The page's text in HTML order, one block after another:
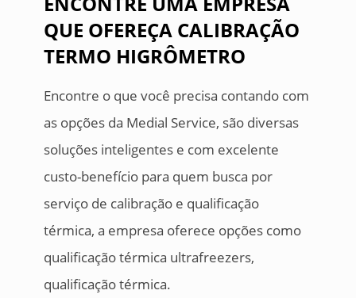
QUE OFEREÇA CALIBRAÇÃO
TERMO HIGRÔMETRO
Encontre o que você precisa contando com
as opções da Medial Service, são diversas
soluções inteligentes e com excelente
custo-benefício para quem busca por
serviço de calibração e qualificação
térmica, a empresa oferece opções como
qualificação térmica ultrafreezers,
qualificação térmica.